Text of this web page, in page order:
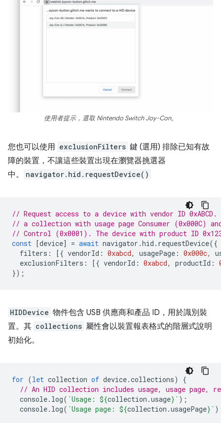
使用者提示，選取 Nintendo Switch Joy-Con。
您也可以使用 exclusionFilters 鍵 (選用) 排除已知有故
障的裝置，不讓這些裝置出現在瀏覽器挑選器
中。
navigator.hid.requestDevice()
// Request access to a device with vendor ID
// a collection with usage page Consumer (0x000C) and
// Control (0x0001). The device with product ID
const [device] = await navigator .hid . requestDevice({
filters : [{ vendorId : 0xabcd, usagePage : 0x000c,
exclusionFilters : [{ vendorId : 0xabcd, productId :
});
HIDDevice 物件包含 USB 供應商和產品 ID，用於識別裝
置。其 collections 屬性會以裝置報表格式的階層式說明
初始化。
for (let collection of device.collections)
{
// An HID collection includes usage, usage page,
console. log( `Usage: ${collection .usage} ` );
console. log( `Usage page: ${collection .usagePage} `